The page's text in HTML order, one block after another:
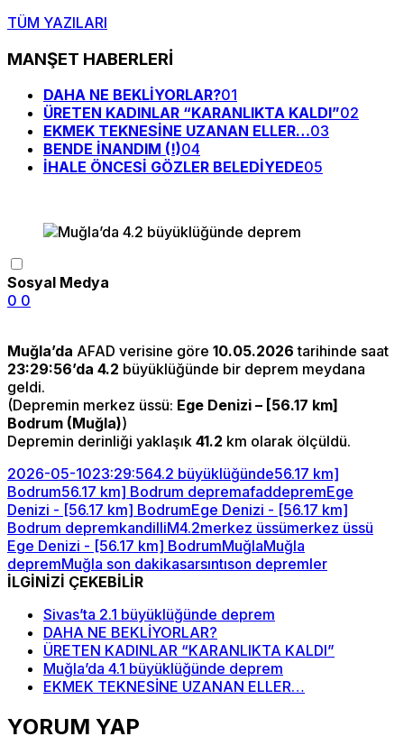
TÜM YAZILARI
MANŞET HABERLERİ
DAHA NE BEKLİYORLAR?01
ÜRETEN KADINLAR “KARANLIKTA KALDI”02
EKMEK TEKNESİNE UZANAN ELLER…03
BENDE İNANDIM (!)04
İHALE ÖNCESİ GÖZLER BELEDİYEDE05
Sosyal Medya
0 0
Muğla’da AFAD verisine göre 10.05.2026 tarihinde saat
23:29:56’da 4.2 büyüklüğünde bir deprem meydana
geldi.
(Depremin merkez üssü: Ege Denizi – [56.17 km]
Bodrum (Muğla))
Depremin derinliği yaklaşık 41.2 km olarak ölçüldü.
2026-05-1023:29:564.2 büyüklüğünde56.17 km]
Bodrum56.17 km] Bodrum depremafaddepremEge
Denizi - [56.17 km] BodrumEge Denizi - [56.17 km]
Bodrum depremkandilliM4.2merkez üssümerkez üssü
Ege Denizi - [56.17 km] BodrumMuğlaMuğla
depremMuğla son dakikasarsıntıson depremler
İLGİNİZİ ÇEKEBİLİR
Sivas’ta 2.1 büyüklüğünde deprem
DAHA NE BEKLİYORLAR?
ÜRETEN KADINLAR “KARANLIKTA KALDI”
Muğla’da 4.1 büyüklüğünde deprem
EKMEK TEKNESİNE UZANAN ELLER…
YORUM YAP